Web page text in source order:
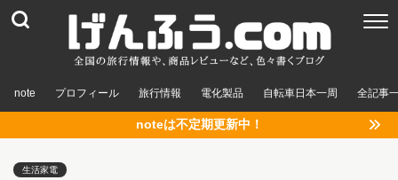
note プロフィール 旅行情報 電化製品 自転車日本一周 全記事
noteは不定期更新中！
生活家電